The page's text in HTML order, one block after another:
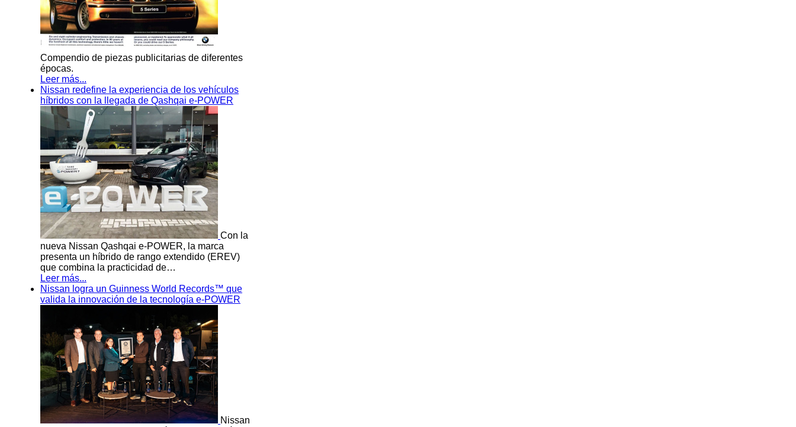
Compendio de piezas publicitarias de diferentes
épocas.
Leer más...
Nissan redefine la experiencia de los vehículos
híbridos con la llegada de Qashqai e-POWER
Con la
nueva Nissan Qashqai e-POWER, la marca
presenta un híbrido de rango extendido (EREV)
que combina la practicidad de…
Leer más...
Nissan logra un Guinness World Records™ que
valida la innovación de la tecnología e-POWER
Nissan